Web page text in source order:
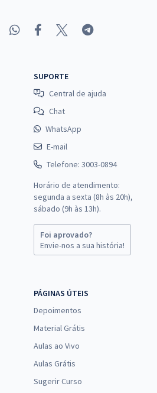
SUPORTE
Central de ajuda
Chat
WhatsApp
E-mail
Telefone: 3003-0894
Horário de atendimento:
segunda a sexta (8h às 20h),
sábado (9h às 13h).
Foi aprovado?
Envie-nos a sua história!
PÁGINAS ÚTEIS
Depoimentos
Material Grátis
Aulas ao Vivo
Aulas Grátis
Sugerir Curso